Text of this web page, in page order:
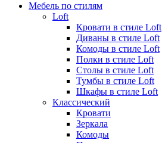
Мебель по стилям
Loft
Кровати в стиле Loft
Диваны в стиле Loft
Комоды в стиле Loft
Полки в стиле Loft
Столы в стиле Loft
Тумбы в стиле Loft
Шкафы в стиле Loft
Классический
Кровати
Зеркала
Комоды